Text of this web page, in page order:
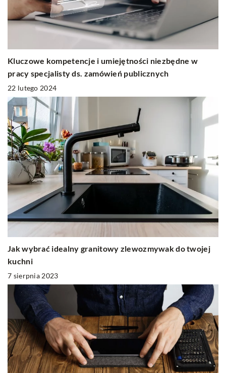
Kluczowe kompetencje i umiejętności niezbędne w
pracy specjalisty ds. zamówień publicznych
22 lutego 2024
Jak wybrać idealny granitowy zlewozmywak do twojej
kuchni
7 sierpnia 2023